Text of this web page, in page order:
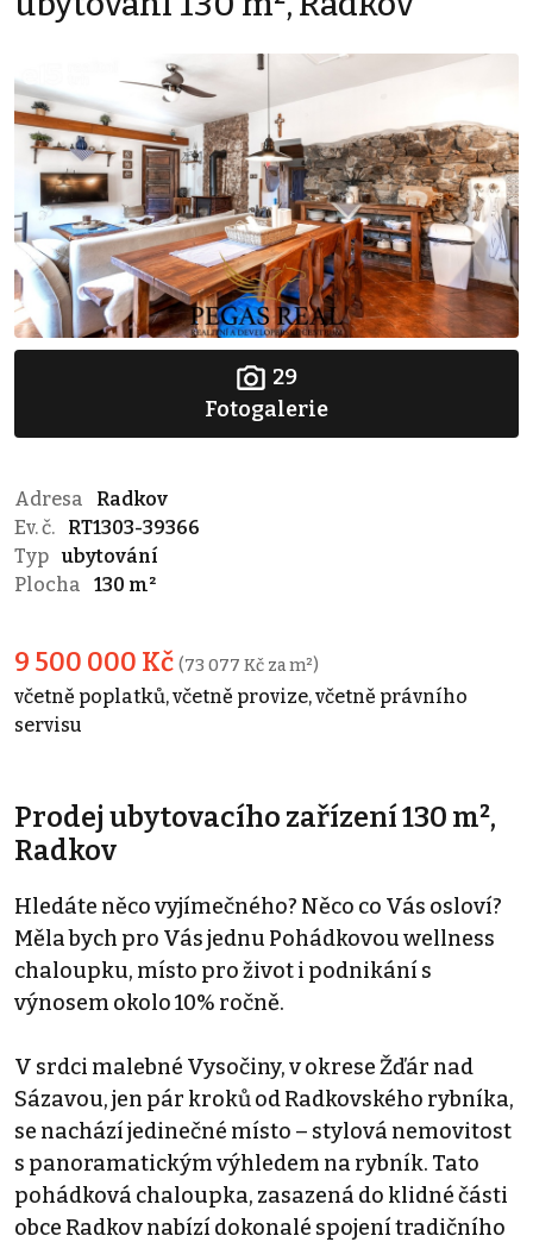
29
Fotogalerie
Adresa
Radkov
Ev. č.
RT1303-39366
Typ ubytování
Plocha
130 m²
9 500 000 Kč (73 077 Kč za m²)
včetně poplatků, včetně provize, včetně právního
servisu
Prodej ubytovacího zařízení 130 m²,
Radkov
Hledáte něco vyjímečného? Něco co Vás osloví?
Měla bych pro Vás jednu Pohádkovou wellness
chaloupku, místo pro život i podnikání s
výnosem okolo 10% ročně.
V srdci malebné Vysočiny, v okrese Žďár nad
Sázavou, jen pár kroků od Radkovského rybníka,
se nachází jedinečné místo – stylová nemovitost
s panoramatickým výhledem na rybník. Tato
pohádková chaloupka, zasazená do klidné části
obce Radkov nabízí dokonalé spojení tradičního